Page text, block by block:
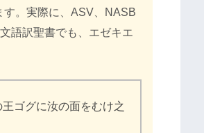
す。実際に、ASV、NASB
語訳聖書でも、エゼキエ
ゴグに汝の面をむけ之